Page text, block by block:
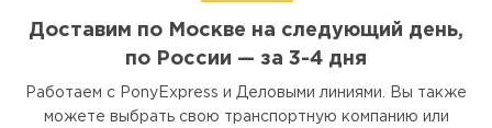
Доставим по Москве на следующий день,
по России — за 3-4 дня
Работаем с PonyExpress и Деловыми линиями. Вы также
можете выбрать свою транспортную компанию или